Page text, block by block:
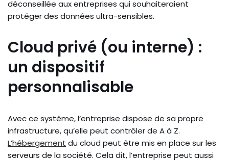
déconseillée aux entreprises qui souhaiteraient
protéger des données ultra-sensibles.
Cloud privé (ou interne) :
un dispositif
personnalisable
Avec ce système, l’entreprise dispose de sa propre
infrastructure, qu’elle peut contrôler de A à Z.
L’hébergement du cloud peut être mis en place sur les
serveurs de la société. Cela dit, l’entreprise peut aussi